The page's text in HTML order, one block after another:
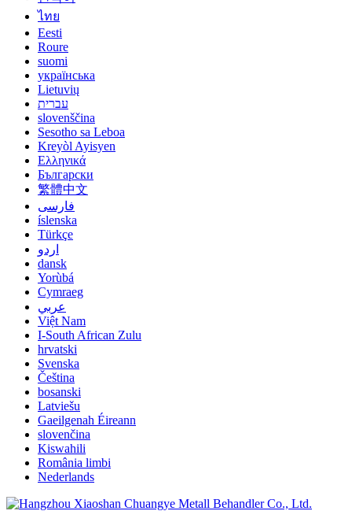
ไทย
Eesti
Roure
suomi
українська
Lietuvių
עברית
slovenščina
Sesotho sa Leboa
Kreyòl Ayisyen
Ελληνικά
Български
繁體中文
فارسی
íslenska
Türkçe
اردو
dansk
Yorùbá
Cymraeg
عربي
Việt Nam
I-South African Zulu
hrvatski
Svenska
Čeština
bosanski
Latviešu
Gaeilgenah Éireann
slovenčina
Kiswahili
România limbi
Nederlands